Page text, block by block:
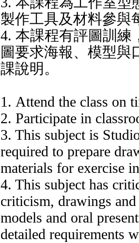
製作工具及材料參與
4. 本課程有評圖訓練
圖要求海報、模型與
課說明。
1. Attend the class on
2. Participate in
3. This subject is
required to prepare
materials for exercise
4. This subject has
criticism, drawings and
models and oral
detailed requirements